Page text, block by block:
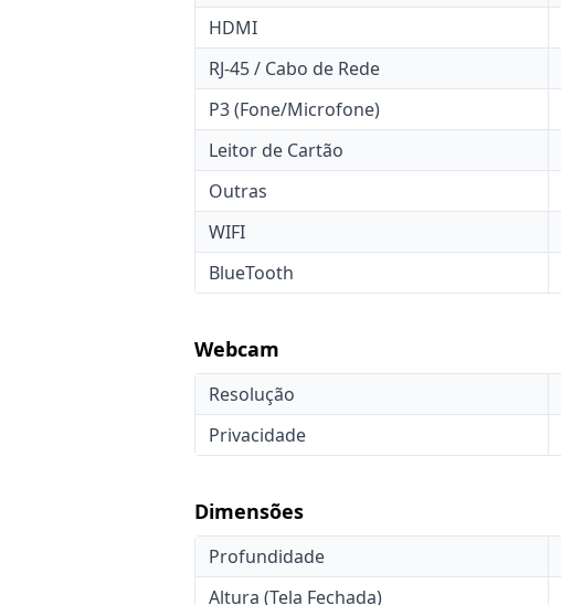
HDMI
RJ-45 / Cabo de Rede
P3 (Fone/Microfone)
Leitor de Cartão
Outras
WIFI
BlueTooth
Webcam
Resolução
Privacidade
Dimensões
Profundidade
Altura (Tela Fechada)